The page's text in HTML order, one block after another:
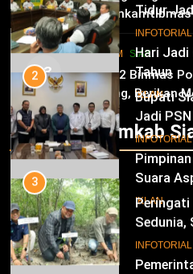
11
Hari Jadi
Tahun
IKLAN
12
Suara
Selamat
IKLAN
13
Bhabinkamtibmas
Tinjau Tanaman
03
HUKRIM SIAK
Panit 2 Binmas
Jagung, Berikan
Pangan Nasional
Infotorial Pemkab
Tidur
dan
2
Bupati
Jadi
3
Peringati
Sedunia,
Siak
Pesisir